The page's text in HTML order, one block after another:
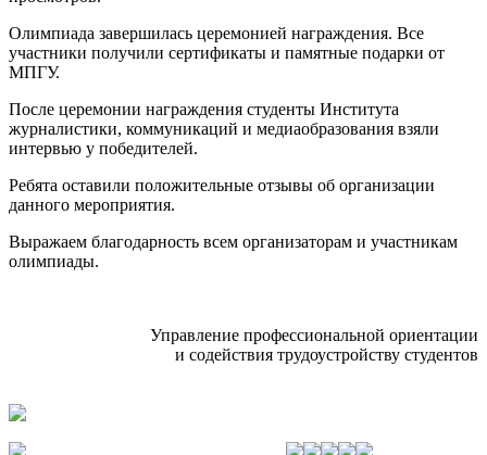
Олимпиада завершилась церемонией награждения. Все
участники получили сертификаты и памятные подарки от
МПГУ.
После церемонии награждения студенты Института
журналистики, коммуникаций и медиаобразования взяли
интервью у победителей.
Ребята оставили положительные отзывы об организации
данного мероприятия.
Выражаем благодарность всем организаторам и участникам
олимпиады.
Управление профессиональной ориентации
и содействия трудоустройству студентов